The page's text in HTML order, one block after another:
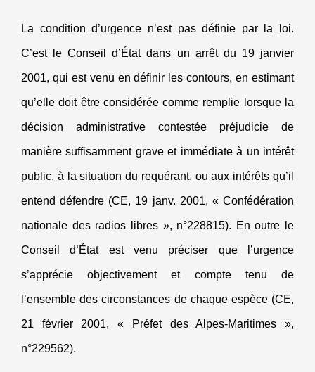
La condition d’urgence n’est pas définie par la loi.
C’est le Conseil d’État dans un arrêt du 19 janvier
2001, qui est venu en définir les contours, en estimant
qu’elle doit être considérée comme remplie lorsque la
décision administrative contestée préjudicie de
manière suffisamment grave et immédiate à un intérêt
public, à la situation du requérant, ou aux intérêts qu’il
entend défendre (CE, 19 janv. 2001, « Confédération
nationale des radios libres », n°228815). En outre le
Conseil d’État est venu préciser que l’urgence
s’apprécie objectivement et compte tenu de
l’ensemble des circonstances de chaque espèce (CE,
21 février 2001, « Préfet des Alpes-Maritimes »,
n°229562).